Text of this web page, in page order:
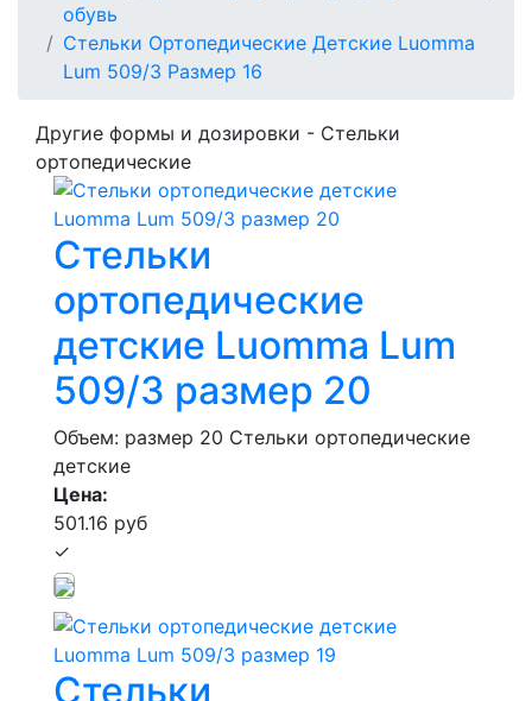
обувь
Стельки Ортопедические Детские Luomma
Lum 509/3 Размер 16
Другие формы и дозировки - Стельки
ортопедические
Стельки
ортопедические
детские Luomma Lum
509/3 размер 20
Объем: размер 20 Стельки ортопедические
детские
Цена:
501.16 руб
✓
Стельки